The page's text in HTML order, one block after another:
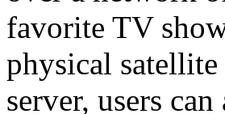
favorite TV
physical
server, users